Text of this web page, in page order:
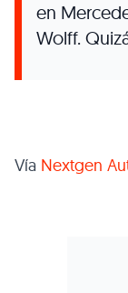
en
Wolff.
Vía Nextgen